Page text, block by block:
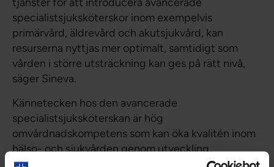
specialistsjuksköterskor inom exempelvis
primärvård, äldrevård och akutsjukvård, kan
resurserna nyttjas mer optimalt, samtidigt som
vården i större utsträckning kan ges på rätt nivå,
säger Sineva.
Kännetecken hos den avancerade
specialistsjuksköterskan är hög
omvårdnadskompetens som kan öka kvalitén inom
hälso- och sjukvården genom utveckling,
undervisning och forskning inom omvårdnad.